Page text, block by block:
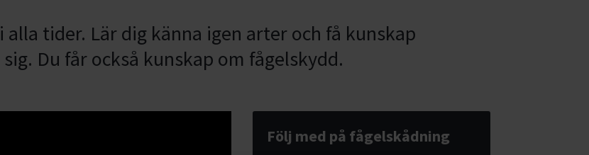
tider. Lär dig känna igen arter och få kunskap
Du får också kunskap om fågelskydd.
Följ med på fågelskådning